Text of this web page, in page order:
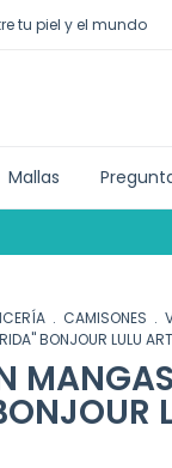
tu piel y el mundo
Mallas
. CAMISONES .
BONJOUR LULU